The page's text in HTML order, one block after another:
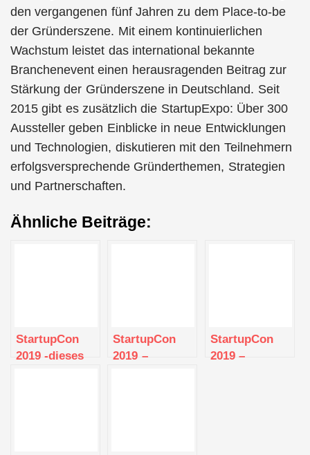
den vergangenen fünf Jahren zu dem Place-to-be
der Gründerszene. Mit einem kontinuierlichen
Wachstum leistet das international bekannte
Branchenevent einen herausragenden Beitrag zur
Stärkung der Gründerszene in Deutschland. Seit
2015 gibt es zusätzlich die StartupExpo: Über 300
Aussteller geben Einblicke in neue Entwicklungen
und Technologien, diskutieren mit den Teilnehmern
erfolgsversprechende Gründerthemen, Strategien
und Partnerschaften.
Ähnliche Beiträge:
StartupCon
2019 -dieses
StartupCon
2019 –
StartupCon
2019 –